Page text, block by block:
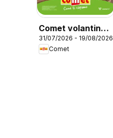
Comet volantino
Frigoriferi
31/07/2026 - 19/08/2026
Comet